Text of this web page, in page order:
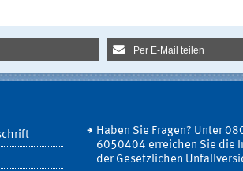
Per E-Mail teilen
Haben Sie Fragen? Unter
6050404 erreichen Sie die
der Gesetzlichen